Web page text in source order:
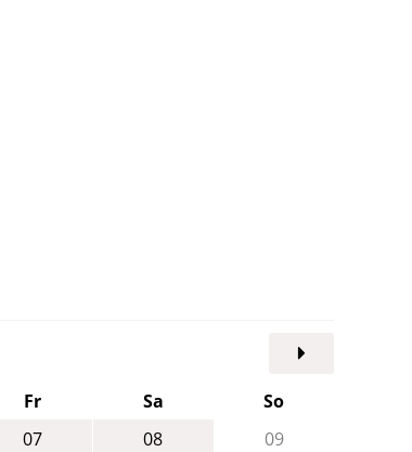
Fr Sa
So
07 08
09